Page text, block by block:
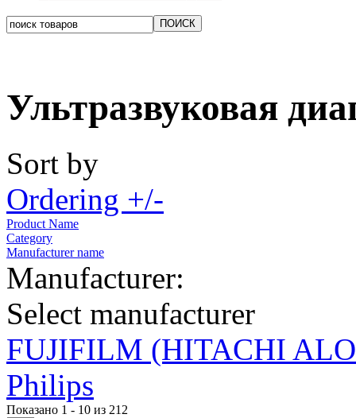
Ультразвуковая
Sort by
Ordering +/-
Product Name
Category
Manufacturer name
Manufacturer:
Select manufacturer
FUJIFILM (HITACHI
Philips
Показано 1 - 10 из 212